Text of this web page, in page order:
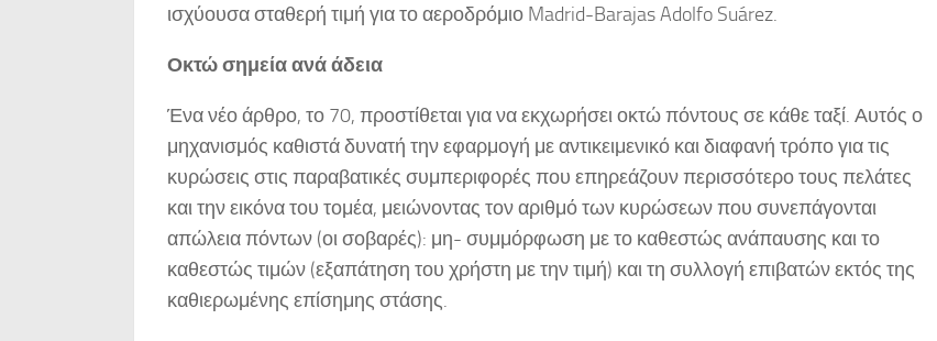
ισχύουσα σταθερή τιμή για το αεροδρόμιο Madrid-Barajas Adolfo Suárez.
Οκτώ σημεία ανά άδεια
Ένα νέο άρθρο, το 70, προστίθεται για να εκχωρήσει οκτώ πόντους σε κάθε ταξί. Αυτός ο
μηχανισμός καθιστά δυνατή την εφαρμογή με αντικειμενικό και διαφανή τρόπο για τις
κυρώσεις στις παραβατικές συμπεριφορές που επηρεάζουν περισσότερο τους πελάτες
και την εικόνα του τομέα, μειώνοντας τον αριθμό των κυρώσεων που συνεπάγονται
απώλεια πόντων (οι σοβαρές): μη- συμμόρφωση με το καθεστώς ανάπαυσης και το
καθεστώς τιμών (εξαπάτηση του χρήστη με την τιμή) και τη συλλογή επιβατών εκτός της
καθιερωμένης επίσημης στάσης.